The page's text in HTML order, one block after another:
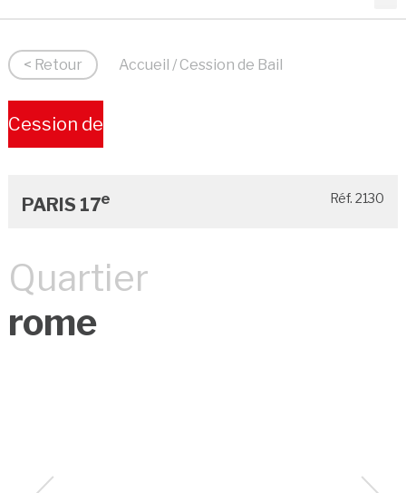
< Retour Accueil / Cession de Bail
Cession de
PARIS 17e Réf. 2130
Quartier
rome